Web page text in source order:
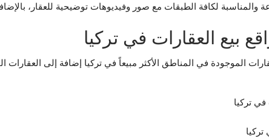
والمناسبة لكافة الطبقات مع صور وفيديوهات توضيحية للعقار،
في تركيا